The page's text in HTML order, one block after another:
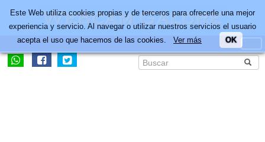
Este Web utiliza cookies propias y de terceros para ofrecerle una mejor
experiencia y servicio. Al navegar o utilizar nuestros servicios el usuario
acepta el uso que hacemos de las cookies. Ver más OK